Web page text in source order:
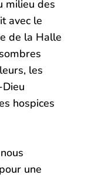
milieu des
avec le
de la Halle
les
hospices
une